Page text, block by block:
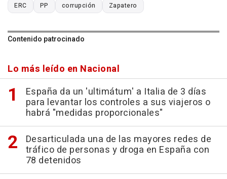
ERC PP corrupción Zapatero
Contenido patrocinado
Lo más leído en Nacional
España da un 'ultimátum' a Italia de 3 días
para levantar los controles a sus viajeros o
habrá "medidas proporcionales"
Desarticulada una de las mayores redes de
tráfico de personas y droga en España con
78 detenidos